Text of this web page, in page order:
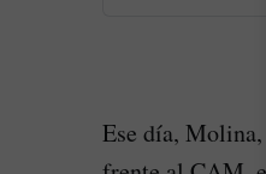
Ese día, Molina,